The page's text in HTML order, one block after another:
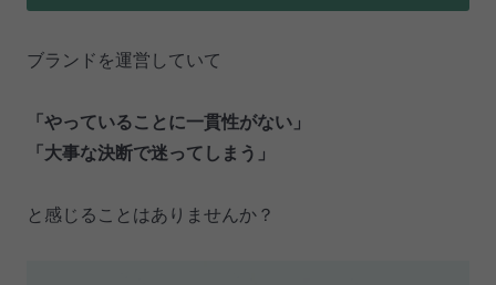
ブランドを運営していて
「やっていることに一貫性がない」
「大事な決断で迷ってしまう」
と感じることはありませんか？